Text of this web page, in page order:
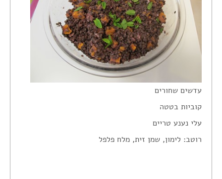
צור קשר
הצהרת נגישות
עדשים שחורים
קוביות בטטה
עלי נענע טריים
רוטב: לימון, שמן זית, מלח פלפל